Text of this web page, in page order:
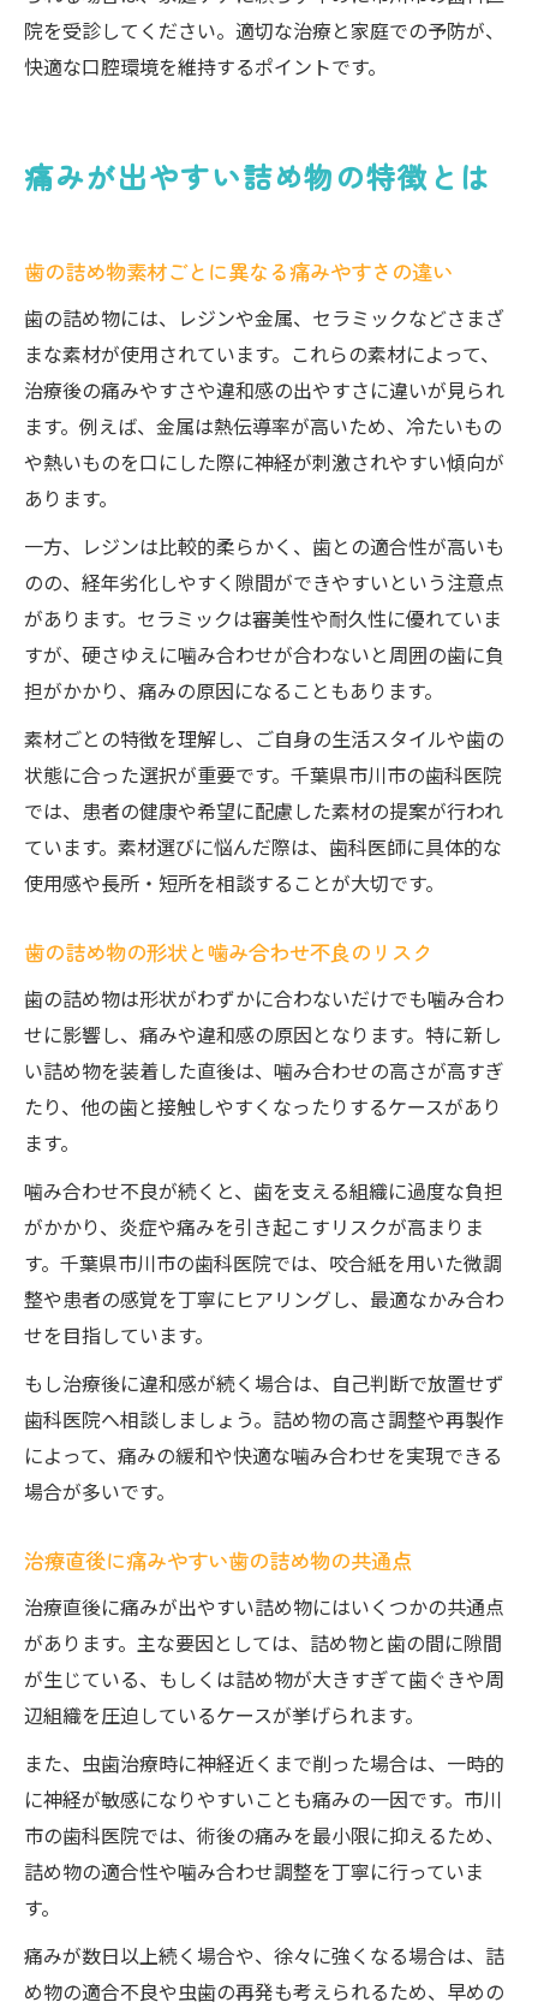
院を受診してください。適切な治療と家庭での予防が、
快適な口腔環境を維持するポイントです。
痛みが出やすい詰め物の特徴とは
歯の詰め物素材ごとに異なる痛みやすさの違い
歯の詰め物には、レジンや金属、セラミックなどさまざ
まな素材が使用されています。これらの素材によって、
治療後の痛みやすさや違和感の出やすさに違いが見られ
ます。例えば、金属は熱伝導率が高いため、冷たいもの
や熱いものを口にした際に神経が刺激されやすい傾向が
あります。
一方、レジンは比較的柔らかく、歯との適合性が高いも
のの、経年劣化しやすく隙間ができやすいという注意点
があります。セラミックは審美性や耐久性に優れていま
すが、硬さゆえに噛み合わせが合わないと周囲の歯に負
担がかかり、痛みの原因になることもあります。
素材ごとの特徴を理解し、ご自身の生活スタイルや歯の
状態に合った選択が重要です。千葉県市川市の歯科医院
では、患者の健康や希望に配慮した素材の提案が行われ
ています。素材選びに悩んだ際は、歯科医師に具体的な
使用感や長所・短所を相談することが大切です。
歯の詰め物の形状と噛み合わせ不良のリスク
歯の詰め物は形状がわずかに合わないだけでも噛み合わ
せに影響し、痛みや違和感の原因となります。特に新し
い詰め物を装着した直後は、噛み合わせの高さが高すぎ
たり、他の歯と接触しやすくなったりするケースがあり
ます。
噛み合わせ不良が続くと、歯を支える組織に過度な負担
がかかり、炎症や痛みを引き起こすリスクが高まりま
す。千葉県市川市の歯科医院では、咬合紙を用いた微調
整や患者の感覚を丁寧にヒアリングし、最適なかみ合わ
せを目指しています。
もし治療後に違和感が続く場合は、自己判断で放置せず
歯科医院へ相談しましょう。詰め物の高さ調整や再製作
によって、痛みの緩和や快適な噛み合わせを実現できる
場合が多いです。
治療直後に痛みやすい歯の詰め物の共通点
治療直後に痛みが出やすい詰め物にはいくつかの共通点
があります。主な要因としては、詰め物と歯の間に隙間
が生じている、もしくは詰め物が大きすぎて歯ぐきや周
辺組織を圧迫しているケースが挙げられます。
また、虫歯治療時に神経近くまで削った場合は、一時的
に神経が敏感になりやすいことも痛みの一因です。市川
市の歯科医院では、術後の痛みを最小限に抑えるため、
詰め物の適合性や噛み合わせ調整を丁寧に行っていま
す。
痛みが数日以上続く場合や、徐々に強くなる場合は、詰
め物の適合不良や虫歯の再発も考えられるため、早めの